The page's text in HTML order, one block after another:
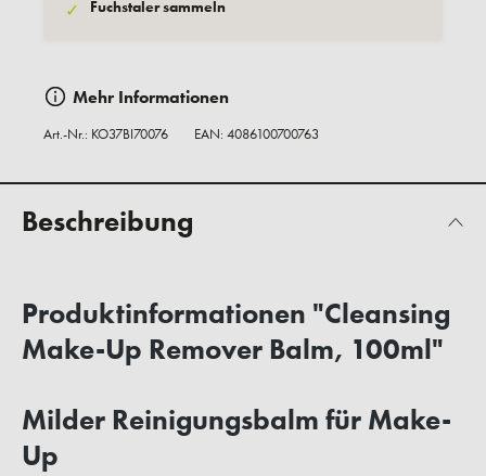
✓ Fuchstaler sammeln
Mehr Informationen
Art.-Nr.: KO37BI70076 EAN: 4086100700763
Beschreibung
Produktinformationen "Cleansing
Make-Up Remover Balm, 100ml"
Milder Reinigungsbalm für Make-
Up